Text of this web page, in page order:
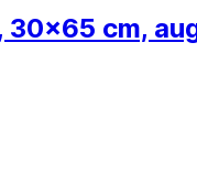
30x65 cm,